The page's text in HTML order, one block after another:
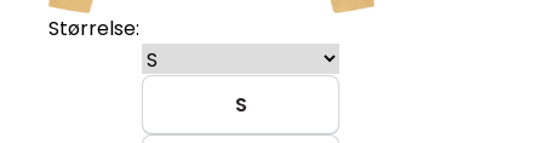
Størrelse:
S